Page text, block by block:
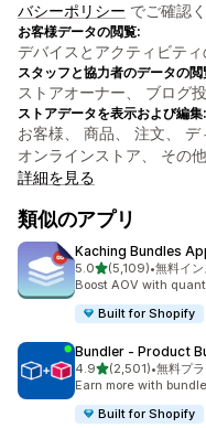
バシーポリシー でご確認
お客様データの閲覧:
デバイスとアクティビティ
スタッフと協力者のデータの閲
ストアオーナー、 ブログ
ストアデータを表示および編集:
お客様、 商品、 注文、
オンラインストア、 その
詳細を見る
類似のアプリ
Kaching Bundles
5.05つ星中
(5,109)
合計レビュー数：5109
•無料イ
Boost AOV with
Built for Shopify
Bundler ‑ Product
4.95つ星中
(2,501)
合計レビュー数：2501
•無料プ
Earn more with
Built for Shopify